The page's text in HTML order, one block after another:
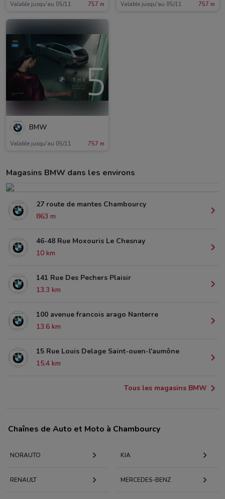
Valable jusqu'au 05/11 757 m Valable jusqu'au 05/11 757 m
BMW
Valable jusqu'au 05/11 757 m
Magasins BMW dans les environs
27 route de mantes Chambourcy
863 m
46-48 Rue Moxouris Le Chesnay
10 km
141 Rue Des Pechers Plaisir
13.3 km
100 avenue francois arago Nanterre
13.6 km
15 Rue Louis Delage Saint-ouen-l'aumône
15.4 km
Tous les magasins BMW
Chaînes de Auto et Moto à Chambourcy
NORAUTO KIA
RENAULT MERCEDES-BENZ